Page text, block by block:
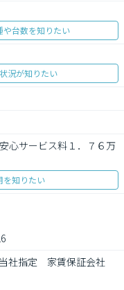
や台数を知りたい
況が知りたい
心サービス料１．７６万
を知りたい
社指定　家賃保証会社